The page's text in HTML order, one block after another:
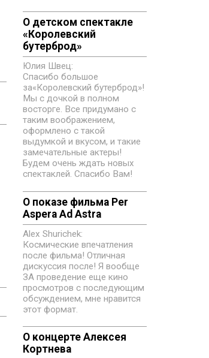
О детском спектакле
«‎Королевский
бутерброд»
Юлия Швец:
Спасибо большое
за«‎Королевский бутерброд»!
Мы с дочкой в полном
восторге. Все придумано с
таким воображением,
оформлено с такой
выдумкой и вкусом, и такие
замечательные актеры!
Будем очень ждать новых
спектаклей. Спасибо Вам!
О показе фильма Per
Aspera Ad Astra
Alex Shurichek:
Космические впечатления
после фильма! Отличная
дискуссия после! Я вообще
ЗА проведение еще кино
просмотров с последующим
обсуждением, мне нравится
этот формат.
О концерте Алексея
Кортнева